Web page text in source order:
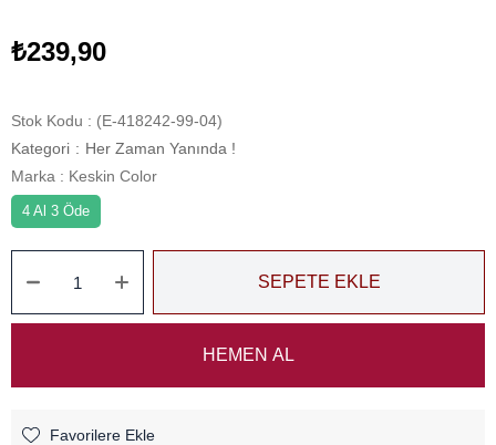
₺239,90
Stok Kodu
(E-418242-99-04)
Kategori : Her Zaman Yanında !
Marka : Keskin Color
4 Al 3 Öde
Favorilere Ekle